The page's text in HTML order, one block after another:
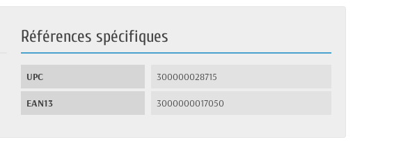
Références spécifiques
UPC 300000028715
EAN13 3000000017050